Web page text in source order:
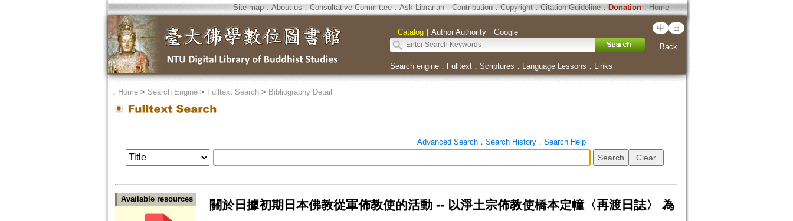
Site map．About us ． Consultative Committee． Ask Librarian． Contribution．Copyright．Citation Guideline． Donation．Home
｜ Catalog｜ Author Authority｜ Google｜ 中 日
Back
Search engine． Fulltext． Scriptures ． Language Lessons ． Links
． Home> Search Engine> Fulltext Search> Bibliography Detail
Advanced Search． Search History． Search Help
Available resources
關於日據初期日本佛教從軍佈教使的活動 -- 以淨土宗佈教使橋本定幢〈再渡日誌〉 為